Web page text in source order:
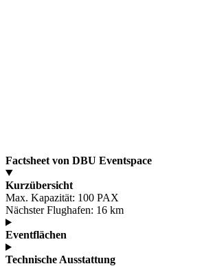
Factsheet von DBU Eventspace
Kurzübersicht
Max. Kapazität: 100 PAX
Nächster Flughafen: 16 km
Eventflächen
Technische Ausstattung